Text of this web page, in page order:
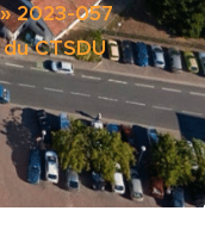
2023-057
CTSDU